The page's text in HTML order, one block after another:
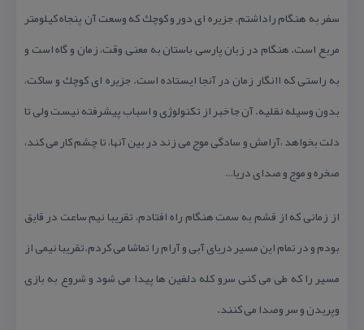
سفر به هنگام راداشتم. جزیره ای دور و كوچك كه وسعت آن پنجاه كیلومتر
مربع است. هنگام در زبان پارسی باستان به معنی وقت، زمان و گاه است و
به راستی كه اانگار زمان در آنجا ایستاده است. جزیره ای كوچك و ساكت،
بدون وسیله نقلیه. آن جا خبر از تكنولوژی و اسباب پیشرفته نیست ولی تا
دلت بخواهد ،آرامش و سادگی موج می زند در بین آنها، تا چشم كار می كند،
صخره و موج و صدای دریا…
از زمانی كه از قشم به سمت هنگام راه افتادم، تقریبا نیم ساعت در قایق
بودم و در تمام این مسیر دریای آبی و آرام را تماشا می كردم.تقریبا نیمی از
مسیر را كه طی می كنی سرو كله دلفین ها پیدا می شود و شروع به بازی
وپریدن و سر وصدا می كنند.